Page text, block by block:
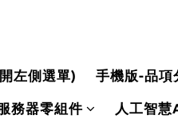
左側選單) 手機版-品項
務器零組件 人工智慧